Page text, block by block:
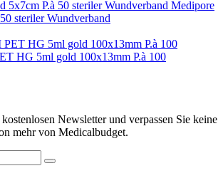
Medipore
steriler Wundverband
HG 5ml gold 100x13mm P.à 100
Newsletter und verpassen Sie keine
mehr von Medicalbudget.